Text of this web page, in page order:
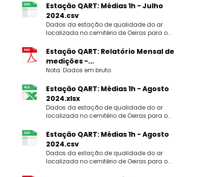
Estação QART: Médias 1h - Julho
2024.csv
Dados da estação de qualidade do ar
localizada no cemitério de Oeiras para o...
Estação QART: Relatório Mensal de
medições -...
Nota: Dados em bruto
Estação QART: Médias 1h - Agosto
2024.xlsx
Dados da estação de qualidade do ar
localizada no cemitério de Oeiras para o...
Estação QART: Médias 1h - Agosto
2024.csv
Dados da estação de qualidade do ar
localizada no cemitério de Oeiras para o...